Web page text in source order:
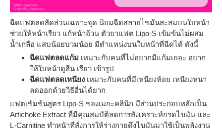
ฉีดแฟตลดสัดส่วนเฉพาะจุด นิยมฉีดสลายไขมันสะสมบนใบหน้า
ช่วยให้หน้าเรียว แก้หน้าอ้วน ตัวยาแฟต Lipo-S เข้มข้นไม่ผสม
น้ำเกลือ แสบน้อยบวมน้อย มีตำแหน่งบนใบหน้าที่ฉีดได้ ดังนี้
ฉีดแฟตลดแก้ม เหมาะกับคนที่ไม่อยากมีแก้มเยอะ อยาก
ให้ใบหน้าดูลีน เรียว เข้ารูป
ฉีดแฟตลดเหนียง เหมาะกับคนที่มีเหนียงห้อย เหนียงหนา
ลดออกด้วยวิธีอื่นได้ยาก
แฟตเข้มข้นสูตร Lipo-S ของเมกะคลินิก มีส่วนประกอบหลักเป็น
Artichoke Extract ที่มีคุณสมบัติลดการสังเคราะห์กรดไขมัน และ
L-Carnitine ทำหน้าที่สั่งการให้ร่างกายดึงไขมันมาใช้เป็นพลังงาน